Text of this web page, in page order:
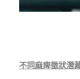
不同麻痺徵狀潛